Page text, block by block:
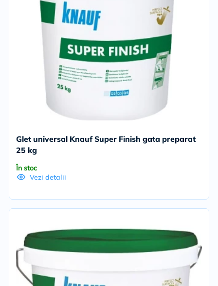
Glet universal Knauf Super Finish gata preparat
25 kg
În stoc
Vezi detalii